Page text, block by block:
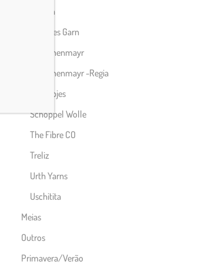
Rowan
Sandnes Garn
Schachenmayr
Schachenmayr -Regia
Scheepjes
Schoppel Wolle
The Fibre CO
Treliz
Urth Yarns
Uschitita
Meias
Outros
Primavera/Verão